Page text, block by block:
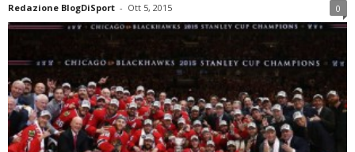
Redazione BlogDiSport - Ott 5, 2015 0